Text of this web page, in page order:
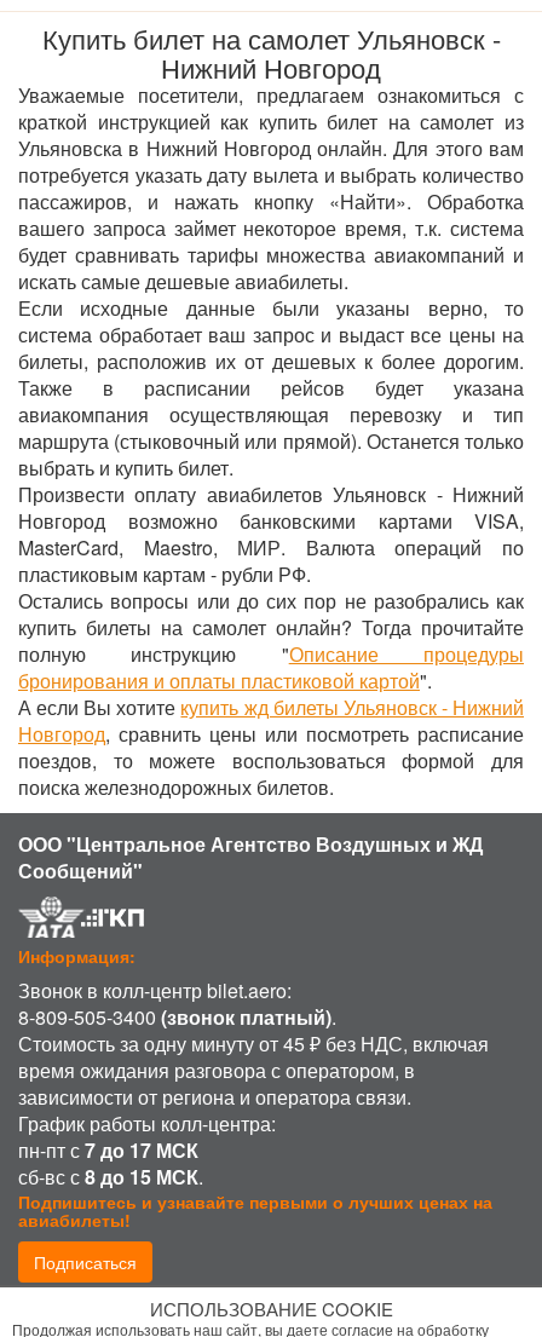
Купить билет на самолет Ульяновск -
Нижний Новгород
Уважаемые посетители, предлагаем ознакомиться с
краткой инструкцией как купить билет на самолет из
Ульяновска в Нижний Новгород онлайн. Для этого вам
потребуется указать дату вылета и выбрать количество
пассажиров, и нажать кнопку «Найти». Обработка
вашего запроса займет некоторое время, т.к. система
будет сравнивать тарифы множества авиакомпаний и
искать самые дешевые авиабилеты.
Если исходные данные были указаны верно, то
система обработает ваш запрос и выдаст все цены на
билеты, расположив их от дешевых к более дорогим.
Также в расписании рейсов будет указана
авиакомпания осуществляющая перевозку и тип
маршрута (стыковочный или прямой). Останется только
выбрать и купить билет.
Произвести оплату авиабилетов Ульяновск - Нижний
Новгород возможно банковскими картами VISA,
MasterCard, Maestro, МИР. Валюта операций по
пластиковым картам - рубли РФ.
Остались вопросы или до сих пор не разобрались как
купить билеты на самолет онлайн? Тогда прочитайте
полную инструкцию "Описание процедуры
бронирования и оплаты пластиковой картой".
А если Вы хотите купить жд билеты Ульяновск - Нижний
Новгород, сравнить цены или посмотреть расписание
поездов, то можете воспользоваться формой для
поиска железнодорожных билетов.
ООО "Центральное Агентство Воздушных и ЖД
Сообщений"
Информация:
Звонок в колл-центр bilet.aero:
8-809-505-3400 (звонок платный).
Стоимость за одну минуту от 45 ₽ без НДС, включая
время ожидания разговора с оператором, в
зависимости от региона и оператора связи.
График работы колл-центра:
пн-пт с7 до 17 МСК
сб-вс с8 до 15 МСК.
Подпишитесь и узнавайте первыми о лучших ценах на
авиабилеты!
Подписаться
Присоединиться:
ИСПОЛЬЗОВАНИЕ COOKIE
Продолжая использовать наш сайт, вы даете согласие на обработку